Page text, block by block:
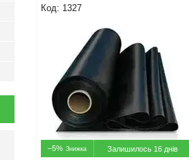
1327
–5% Залишилось 16 днів